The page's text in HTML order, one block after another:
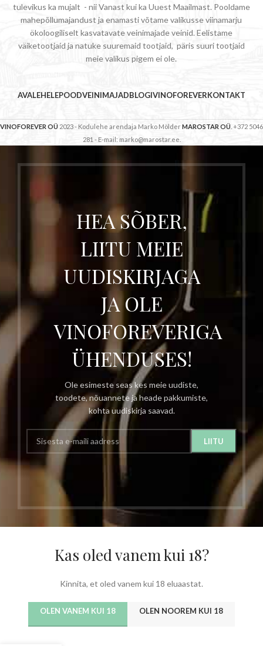
tulevikus ka mujalt - nii Vanast kui ka Uuest Maailmast. Pooldame
mahepõllumajandust ja enamasti võtame valikusse viinamarju
ökoloogiliselt kasvatavate veinimajade veinid. Eelistame
väiketootjaid ja natuke suuremaid tootjaid, päris suuri tootjaid
meie valikus pigem ei ole.
AVALEHELEPOODVEINIMAJADBLOGIVINOFOREVERKONTAKT
VINOFOREVER OÜ 2023 - Kodulehe arendaja Marko MölderMAROSTAR OÜ . +372 5046
281 - E-mail: marko@marostar.ee.
HEA SÕBER,
LIITU MEIE
UUDISKIRJAGA
JA OLE
VINOFOREVERIGA
ÜHENDUSES!
Ole esimeste seas kes meie uudiste,
toodete, nõuannete ja heade pakkumiste,
kohta uudiskirja saavad.
Kas oled vanem kui 18?
Kinnita, et oled vanem kui 18 eluaastat.
OLEN VANEM KUI 18 OLEN NOOREM KUI 18